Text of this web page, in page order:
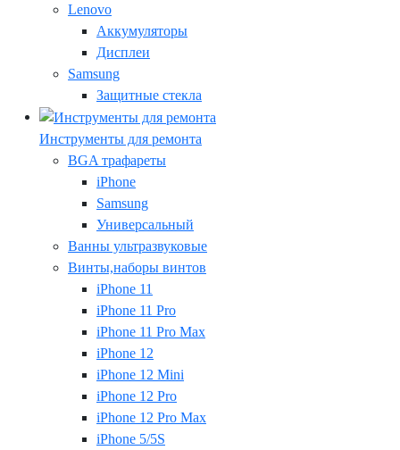
Lenovo
Аккумуляторы
Дисплеи
Samsung
Защитные стекла
Инструменты для ремонта
BGA трафареты
iPhone
Samsung
Универсальный
Ванны ультразвуковые
Винты,наборы винтов
iPhone 11
iPhone 11 Pro
iPhone 11 Pro Max
iPhone 12
iPhone 12 Mini
iPhone 12 Pro
iPhone 12 Pro Max
iPhone 5/5S